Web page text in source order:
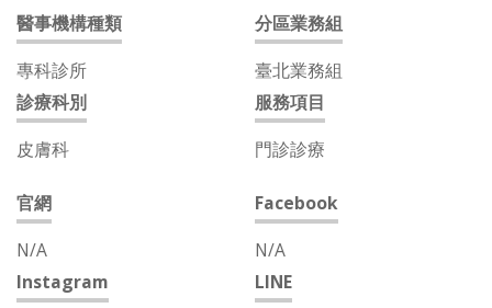
醫事機構種類
專科診所
分區業務組
臺北業務組
診療科別
皮膚科
服務項目
門診診療
官網
N/A
Facebook
N/A
Instagram
LINE